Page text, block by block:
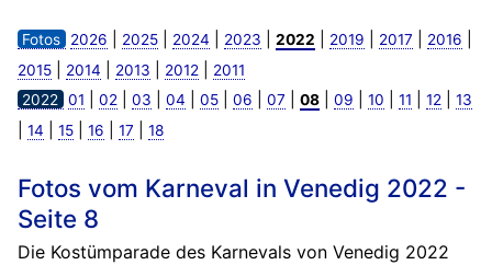
Fotos 2026 2025| 2024 2023 2022 2019 2017 2016
2015| 2014 2013 2012
2011
2022
01 02 03 04 05| 06 07 08| 09 10 11 12 13
14 15| 16 17 18
Fotos vom Karneval in Venedig 2022 -
Seite 8
Die Kostümparade des Karnevals von Venedig 2022